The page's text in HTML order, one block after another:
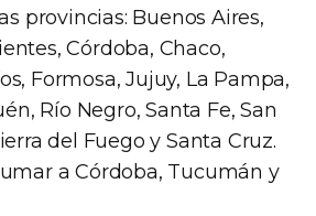
provincias: Buenos Aires,
Córdoba, Chaco,
Formosa, Jujuy, La Pampa,
Río Negro, Santa Fe, San
del Fuego y Santa Cruz.
a Córdoba, Tucumán y